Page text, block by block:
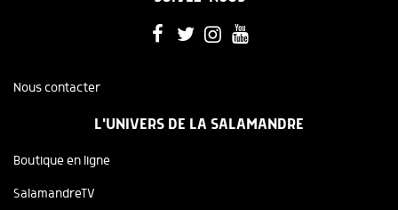
Nous contacter
L'UNIVERS DE LA SALAMANDRE
Boutique en ligne
SalamandreTV